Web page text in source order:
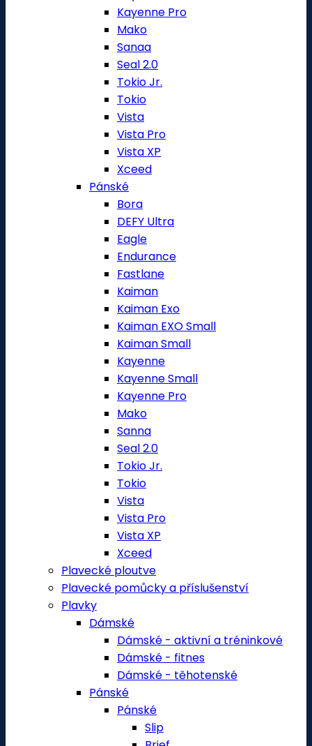
Kayenne Pro
Mako
Sanaa
Seal 2.0
Tokio Jr.
Tokio
Vista
Vista Pro
Vista XP
Xceed
Pánské
Bora
DEFY Ultra
Eagle
Endurance
Fastlane
Kaiman
Kaiman Exo
Kaiman EXO Small
Kaiman Small
Kayenne
Kayenne Small
Kayenne Pro
Mako
Sanna
Seal 2.0
Tokio Jr.
Tokio
Vista
Vista Pro
Vista XP
Xceed
Plavecké ploutve
Plavecké pomůcky a příslušenství
Plavky
Dámské
Dámské - aktivní a tréninkové
Dámské - fitnes
Dámské - těhotenské
Pánské
Pánské
Slip